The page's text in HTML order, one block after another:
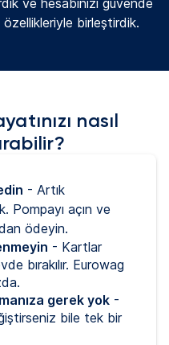
birleştirdik.
nasıl
- Artık
Pompayı açın ve
ödeyin.
- Kartlar
bırakılır. Eurowag
gerek yok -
bile tek bir